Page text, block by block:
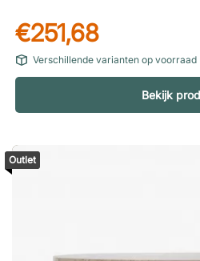
roestvrij staal. Voor zowel binnen
Gemakkelijk schoon te houden.
€251,68
Verschillende varianten op voorraad
Bekijk
Outlet